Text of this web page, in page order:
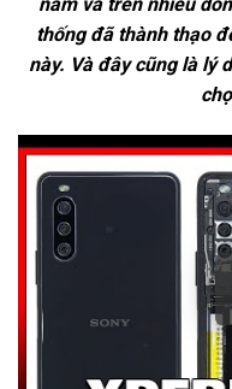
thống đã thành thạo
này. Và đây cũng là lý